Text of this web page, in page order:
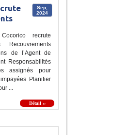
Sep,
2024
recrute
de l’Agent de
Responsabilités
assignés pour
Planifier
...
Détail ››